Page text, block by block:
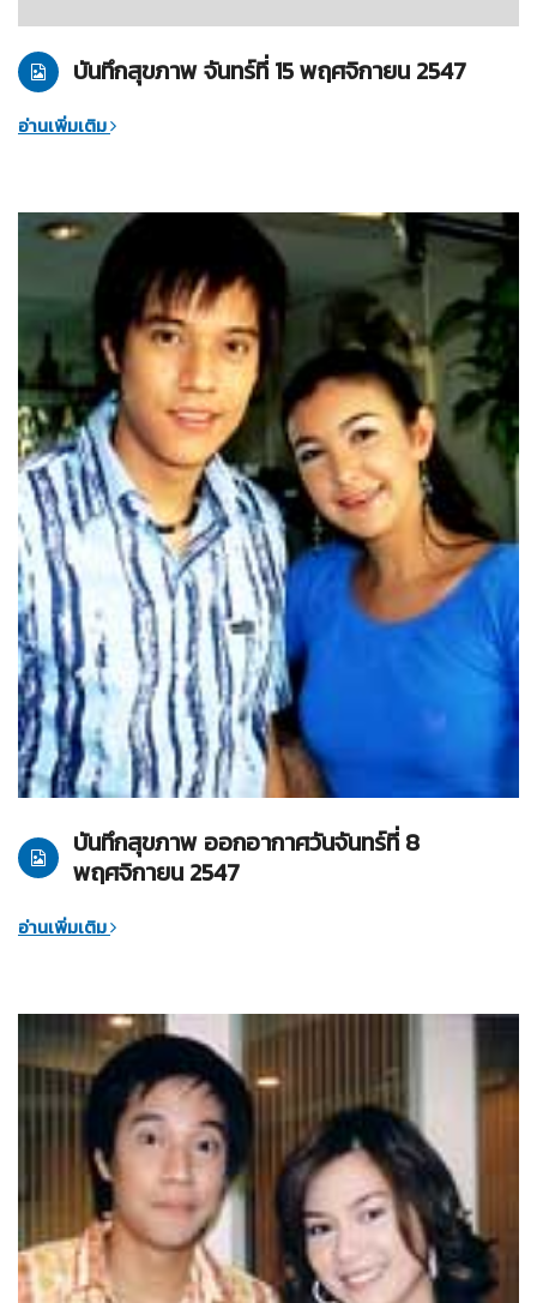
บันทึกสุขภาพ จันทร์ที่ 15 พฤศจิกายน 2547
อ่านเพิ่มเติม
08-11-2547 บันทึกสุขภาพ
บันทึกสุขภาพ ออกอากาศวันจันทร์ที่ 8
พฤศจิกายน 2547
อ่านเพิ่มเติม